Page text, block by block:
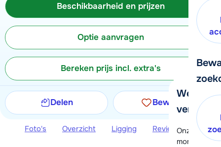
We
verder!
Onze
moment
Beschikbaarheid en prijzen
Optie aanvragen
Bereken prijs incl. extra's
Delen Bewaren
Foto's Overzicht Ligging Reviews